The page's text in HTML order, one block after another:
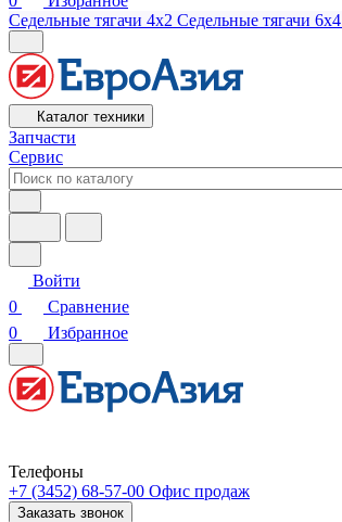
Седельные тягачи 4х2 Седельные тягачи 6х4
Каталог техники
Запчасти
Сервис
Войти
0
Сравнение
0
Избранное
Телефоны
+7 (3452) 68-57-00 Офис продаж
Заказать звонок